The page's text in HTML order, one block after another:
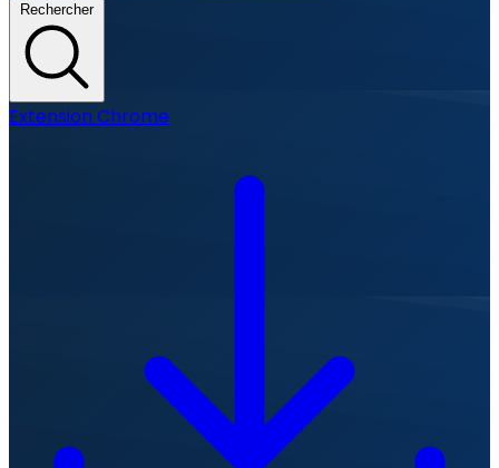
Rechercher
Extension Chrome